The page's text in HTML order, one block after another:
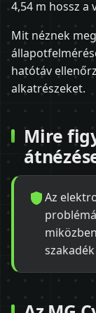
4,54 m hossz a
Mit néznek
hatótáv
alkatrészeket.
Mire
Az